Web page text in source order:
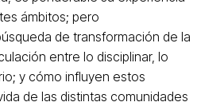
ámbitos; pero
de transformación de la
entre lo disciplinar, lo
y cómo influyen estos
de las distintas comunidades